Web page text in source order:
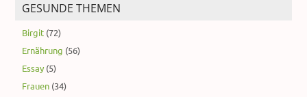
GESUNDE THEMEN
Birgit (72)
Ernährung (56)
Essay (5)
Frauen (34)